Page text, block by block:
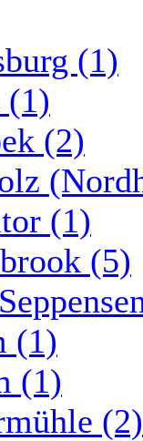
(1)
(1)
(2)
(1)
(5)
(1)
(1)
(2)